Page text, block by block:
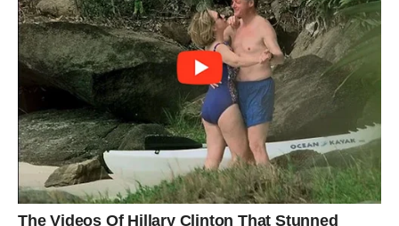
Dok je igrao za PSG, Zlatan se istakao kao ključni igrač,
pomažući klubu da osvoji četiriju uzastopnih titula Ligue 1.
Njegov doprinos toj dominaciji bio je neprocjenjiv; tokom tog
perioda postavio je mnoge rekorde, uključujući i onaj za
najviše postignutih golova u jednoj sezoni – nevjerovatnih 38
golova u sezoni 2015/2016. Takođe, Zlatan je postigao
fantastične golove koji su oduševili navijače, poput onog
nevjerojatnog udarca iz slobodnog udarca protiv Anglije, koji je
postao jedan od njegovih najpoznatijih trenutaka. Njegova
karizma na terenu, sposobnost da postigne golove iz gotovo